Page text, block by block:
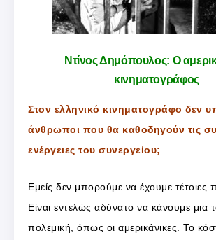
Ντίνος Δημόπουλος: Ο
κινηματογράφος
Στον ελληνικό κινηματογράφο δεν
άνθρωποι που θα καθοδηγούν τις
ενέργειες του συνεργείου;
Εμείς δεν μπορούμε να έχουμε τέτοιες
Είναι εντελώς αδύνατο να κάνουμε μια
πολεμική, όπως οι αμερικάνικες. Το